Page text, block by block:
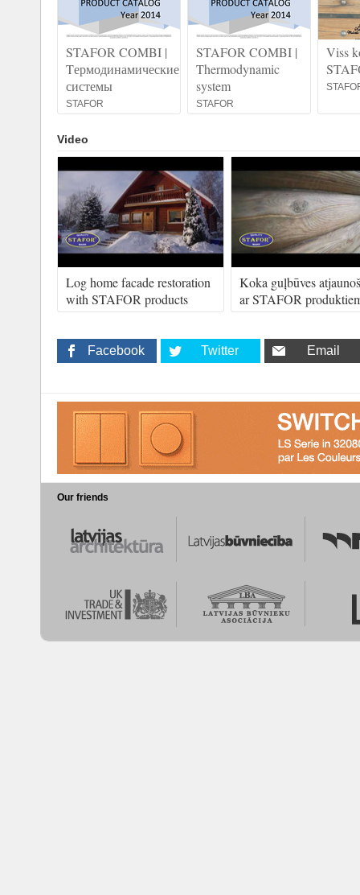
STAFOR COMBI |
Tермодинамические
системы
STAFOR
STAFOR COMBI |
Thermodynamic
system
STAFOR
Viss
Video
Log home facade restoration
with STAFOR products
Koka guļbūves
ar STAFOR
Facebook Twitter Email
Our friends